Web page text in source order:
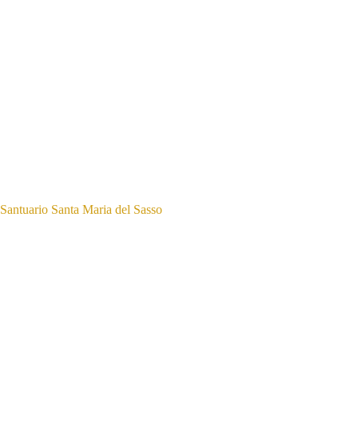
Santuario Santa Maria del Sasso